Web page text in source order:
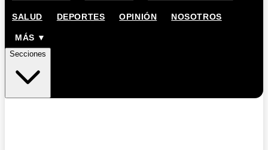
SALUD DEPORTES OPINIÓN NOSOTROS
MÁS ▼
Secciones